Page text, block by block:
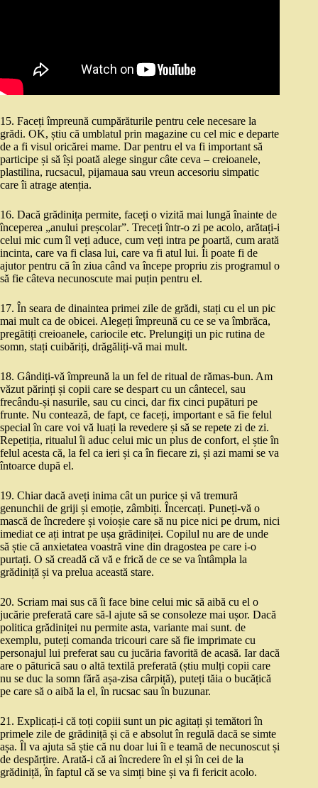
15. Faceți împreună cumpărăturile pentru cele necesare la
grădi. OK, știu că umblatul prin magazine cu cel mic e departe
de a fi visul oricărei mame. Dar pentru el va fi important să
participe și să își poată alege singur câte ceva – creioanele,
plastilina, rucsacul, pijamaua sau vreun accesoriu simpatic
care îi atrage atenția.
16. Dacă grădinița permite, faceți o vizită mai lungă înainte de
începerea „anului preșcolar”. Treceți într-o zi pe acolo, arătați-i
celui mic cum îl veți aduce, cum veți intra pe poartă, cum arată
incinta, care va fi clasa lui, care va fi atul lui. Îi poate fi de
ajutor pentru că în ziua când va începe propriu zis programul o
să fie câteva necunoscute mai puțin pentru el.
17. În seara de dinaintea primei zile de grădi, stați cu el un pic
mai mult ca de obicei. Alegeți împreună cu ce se va îmbrăca,
pregătiți creioanele, cariocile etc. Prelungiți un pic rutina de
somn, stați cuibăriți, drăgăliți-vă mai mult.
18. Gândiți-vă împreună la un fel de ritual de rămas-bun. Am
văzut părinți și copii care se despart cu un cântecel, sau
frecându-și nasurile, sau cu cinci, dar fix cinci pupături pe
frunte. Nu contează, de fapt, ce faceți, important e să fie felul
special în care voi vă luați la revedere și să se repete zi de zi.
Repetiția, ritualul îi aduc celui mic un plus de confort, el știe în
felul acesta că, la fel ca ieri și ca în fiecare zi, și azi mami se va
întoarce după el.
19. Chiar dacă aveți inima cât un purice și vă tremură
genunchii de griji și emoție, zâmbiți. Încercați. Puneți-vă o
mască de încredere și voioșie care să nu pice nici pe drum, nici
imediat ce ați intrat pe ușa grădiniței. Copilul nu are de unde
să știe că anxietatea voastră vine din dragostea pe care i-o
purtați. O să creadă că vă e frică de ce se va întâmpla la
grădiniță și va prelua această stare.
20. Scriam mai sus că îi face bine celui mic să aibă cu el o
jucărie preferată care să-l ajute să se consoleze mai ușor. Dacă
politica grădiniței nu permite asta, variante mai sunt. de
exemplu, puteți comanda tricouri care să fie imprimate cu
personajul lui preferat sau cu jucăria favorită de acasă. Iar dacă
are o păturică sau o altă textilă preferată (știu mulți copii care
nu se duc la somn fără așa-zisa cârpiță), puteți tăia o bucățică
pe care să o aibă la el, în rucsac sau în buzunar.
21. Explicați-i că toți copiii sunt un pic agitați și temători în
primele zile de grădiniță și că e absolut în regulă dacă se simte
așa. Îl va ajuta să știe că nu doar lui îi e teamă de necunoscut și
de despărțire. Arată-i că ai încredere în el și în cei de la
grădiniță, în faptul că se va simți bine și va fi fericit acolo.